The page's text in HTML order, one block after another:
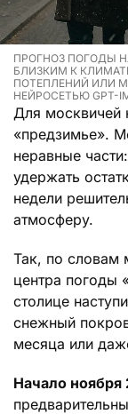
ПРОГНОЗ ПОГОДЫ
БЛИЗКИМ К
ПОТЕПЛЕНИЙ ИЛИ
НЕЙРОСЕТЬЮ GPT-
Для москвичей
«предзимье».
неравные
удержать
недели
атмосферу.
Так, по словам
центра погоды
столице
снежный
месяца или
Начало ноября